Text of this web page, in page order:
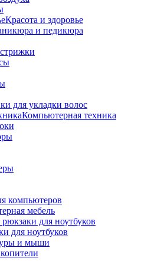
Красота и здоровье
и педикюра
для укладки волос
Компьютерная техника
компьютеров
мебель
для ноутбуков
для ноутбуков
и мыши